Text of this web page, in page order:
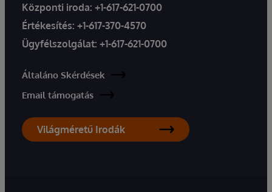
Központi iroda: +1-617-621-0700
Értékesítés: +1-617-370-4570
Ügyfélszolgálat: +1-617-621-0700
Általáno Skérdések
Email támogatás
Világméretű Irodák